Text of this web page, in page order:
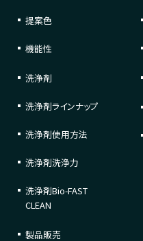
提案色
機能性
洗浄剤
洗浄剤ラインナップ
洗浄剤使用方法
洗浄剤洗浄力
洗浄剤Bio-FAST
CLEAN
製品販売